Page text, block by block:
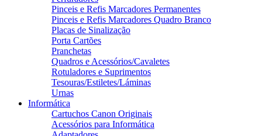
Pinceis e Refis Marcadores Permanentes
Pinceis e Refis Marcadores Quadro Branco
Placas de Sinalização
Porta Cartões
Pranchetas
Quadros e Acessórios/Cavaletes
Rotuladores e Suprimentos
Tesouras/Estiletes/Láminas
Urnas
Informática
Cartuchos Canon Originais
Acessórios para Informática